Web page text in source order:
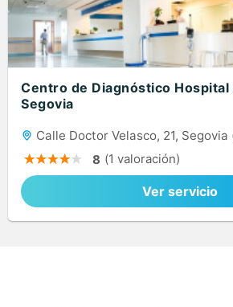
Centro de Diagnóstico Hospital
Segovia
Calle Doctor Velasco, 21,
8 (1 valoración)
Ver servicio